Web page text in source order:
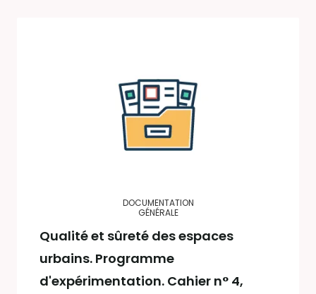
DOCUMENTATION
GÉNÉRALE
Qualité et sûreté des espaces
urbains. Programme
d'expérimentation. Cahier n° 4,